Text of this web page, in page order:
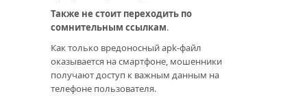
Также не стоит переходить по
сомнительным ссылкам.
Как только вредоносный apk-файл
оказывается на смартфоне, мошенники
получают доступ к важным данным на
телефоне пользователя.